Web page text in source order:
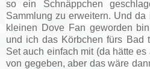
so ein Schnäppchen
Sammlung zu erweitern. Und
kleinen Dove Fan geworden
und ich das Körbchen fürs Bad
Set auch einfach mit (da hätte
von gegeben, aber das wäre